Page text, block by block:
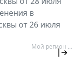
в
от 26 июля
Мой регион ...